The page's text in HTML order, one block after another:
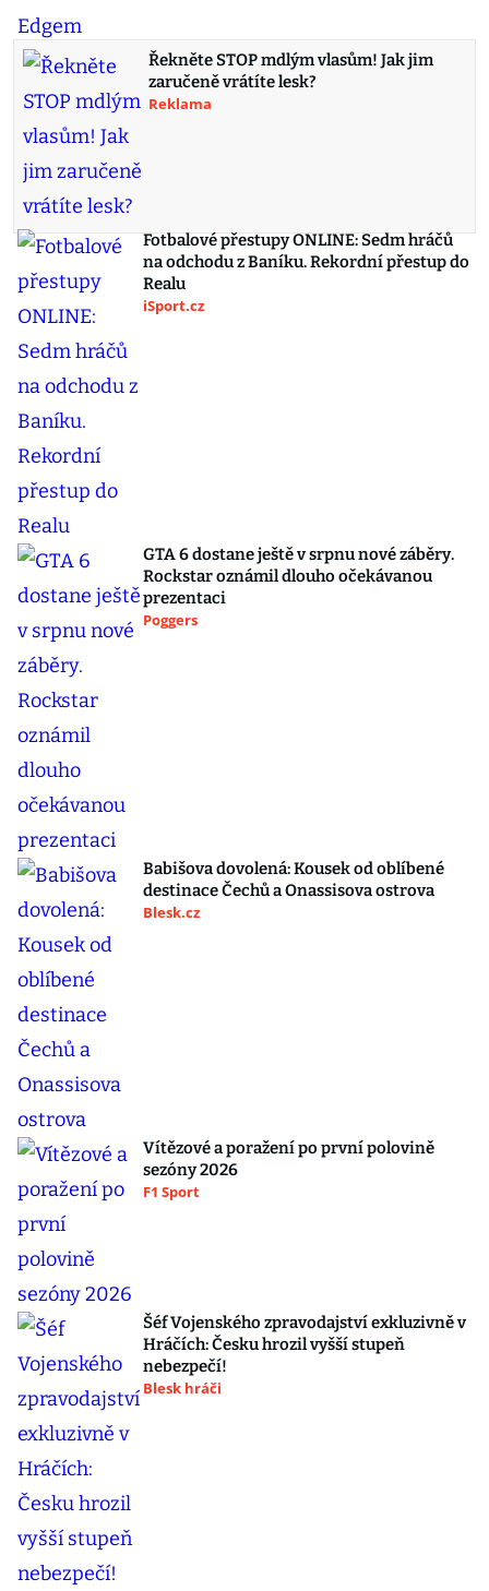
Řekněte STOP mdlým vlasům! Jak jim
zaručeně vrátíte lesk?
Reklama
Fotbalové přestupy ONLINE: Sedm hráčů
na odchodu z Baníku. Rekordní přestup do
Realu
iSport.cz
GTA 6 dostane ještě v srpnu nové záběry.
Rockstar oznámil dlouho očekávanou
prezentaci
Poggers
Babišova dovolená: Kousek od oblíbené
destinace Čechů a Onassisova ostrova
Blesk.cz
Vítězové a poražení po první polovině
sezóny 2026
F1 Sport
Šéf Vojenského zpravodajství exkluzivně v
Hráčích: Česku hrozil vyšší stupeň
nebezpečí!
Blesk hráči